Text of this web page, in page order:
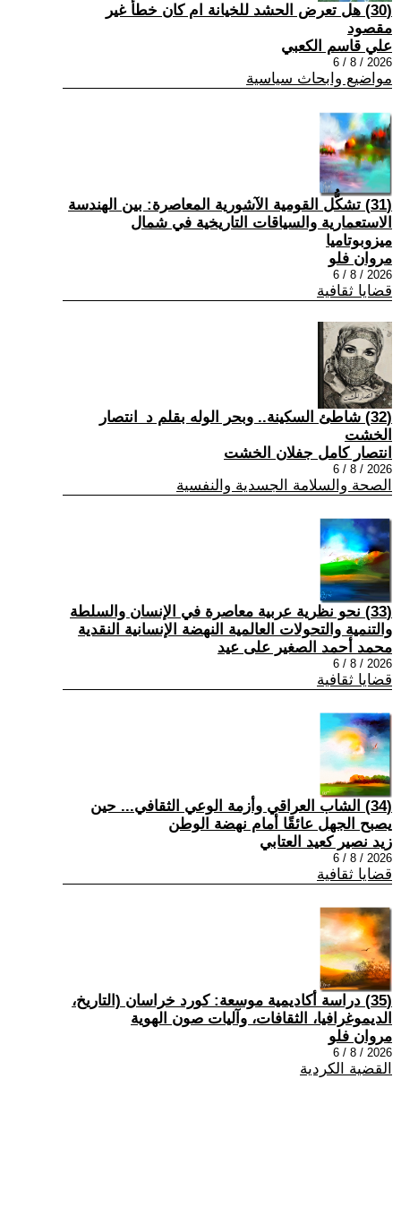
(30) هل تعرض الحشد للخيانة ام كان خطأ غير
مقصود
علي قاسم الكعبي
2026 / 8 / 6
مواضيع وابحاث سياسية
(31) تشكُّل القومية الآشورية المعاصرة: بين الهندسة
الاستعمارية والسياقات التاريخية في شمال
ميزوبوتاميا
مروان فلو
2026 / 8 / 6
قضايا ثقافية
(32) شاطئ السكينة.. وبحر الوله بقلم د_انتصار
الخشت
انتصار كامل جفلان الخشت
2026 / 8 / 6
الصحة والسلامة الجسدية والنفسية
(33) نحو نظرية عربية معاصرة في الإنسان والسلطة
والتنمية والتحولات العالمية النهضة الإنسانية النقدية
محمد أحمد الصغير على عيد
2026 / 8 / 6
قضايا ثقافية
(34) الشاب العراقي وأزمة الوعي الثقافي... حين
يصبح الجهل عائقًا أمام نهضة الوطن
زيد نصير كعيد العتابي
2026 / 8 / 6
قضايا ثقافية
(35) دراسة أكاديمية موسعة: كورد خراسان (التاريخ،
الديموغرافيا، الثقافات، وآليات صون الهوية
مروان فلو
2026 / 8 / 6
القضية الكردية